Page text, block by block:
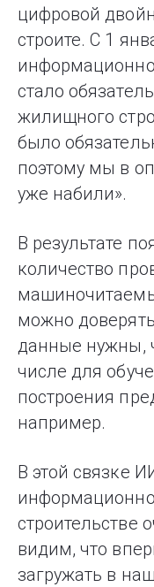
цифровой
строите. С 1
стало
жилищного
было
поэтому мы в
уже набили».
В результате
количество
можно
данные нужны,
числе для
построения
например.
В этой связке
строительстве
видим, что
загружать в